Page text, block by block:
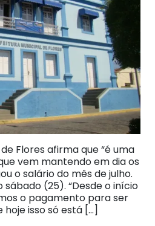
Flores afirma que “é uma
vem mantendo em dia os
o salário do mês de julho.
(25). “Desde o início
o pagamento para ser
isso só está […]